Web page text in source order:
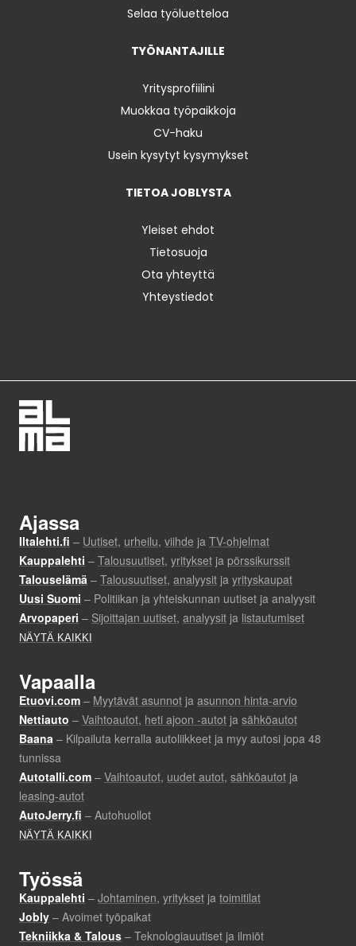
Selaa työluetteloa
TYÖNANTAJILLE
Yritysprofiilini
Muokkaa työpaikkoja
CV-haku
Usein kysytyt kysymykset
TIETOA JOBLYSTA
Yleiset ehdot
Tietosuoja
Ota yhteyttä
Yhteystiedot